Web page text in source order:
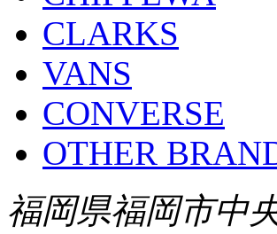
CLARKS
VANS
CONVERSE
OTHER
福岡県福岡市中